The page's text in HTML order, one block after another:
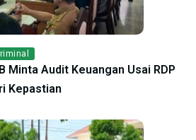
Minta Audit Keuangan Usai RDP
Kepastian